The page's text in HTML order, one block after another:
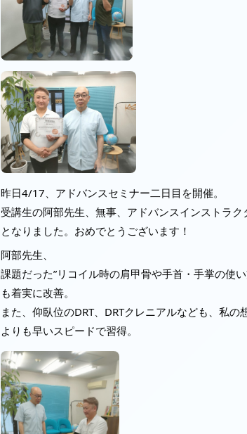
昨日4/17、アドバンスセミナー二日目を開催。
受講生の阿部先生、無事、アドバンスインストラク
となりました。おめでとうございます！
阿部先生、
課題だった”リコイル時の肩甲骨や手首・手掌の使い
も着実に改善。
また、仰臥位のDRT、DRTクレニアルなども、私の
よりも早いスピードで習得。